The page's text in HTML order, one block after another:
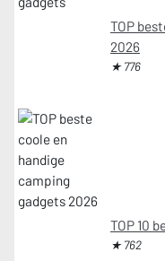
TOP
2026
★ 776
TOP 10
★ 762